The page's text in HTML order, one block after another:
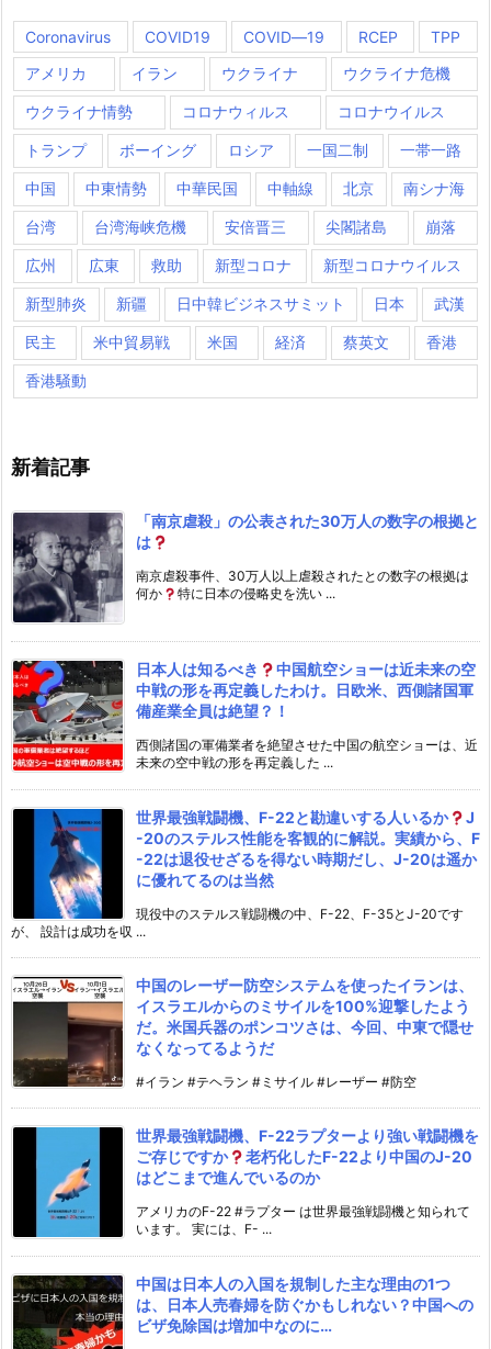
Coronavirus COVID19 COVID―19 RCEP
TPP
アメリカ
イラン ウクライナ ウクライナ危機
ウクライナ情勢 コロナウィルス コロナウイルス
トランプ ボーイング ロシア 一国二制 一帯一路
中国 中東情勢 中華民国 中軸線 北京 南シナ海
台湾 台湾海峡危機 安倍晋三 尖閣諸島 崩落
広州 広東 救助 新型コロナ 新型コロナウイルス
新型肺炎 新疆 日中韓ビジネスサミット 日本 武漢
民主 米中貿易戦 米国 経済 蔡英文 香港
香港騒動
新着記事
「南京虐殺」の公表された30万人の数字の根拠と
は
南京虐殺事件、30万人以上虐殺されたとの数字の根拠は
何か
特に日本の侵略史を洗い ...
日本人は知るべき
中国航空ショーは近未来の空
中戦の形を再定義したわけ。日欧米、西側諸国軍
備産業全員は絶望？！
西側諸国の軍備業者を絶望させた中国の航空ショーは、近
未来の空中戦の形を再定義した ...
世界最強戦闘機、F-22と勘違いする人いるか
J
-20のステルス性能を客観的に解説。実績から、F
-22は退役せざるを得ない時期だし、J-20は遥か
に優れてるのは当然
現役中のステルス戦闘機の中、F-22、F-35とJ-20です
が、 設計は成功を収 ...
中国のレーザー防空システムを使ったイランは、
イスラエルからのミサイルを100%迎撃したよう
だ。米国兵器のポンコツさは、今回、中東で隠せ
なくなってるようだ
#イラン #テヘラン #ミサイル #レーザー #防空
世界最強戦闘機、F-22ラプターより強い戦闘機を
ご存じですか
老朽化したF-22より中国のJ-20
はどこまで進んでいるのか
アメリカのF-22 #ラプター は世界最強戦闘機と知られて
います。 実には、F- ...
中国は日本人の入国を規制した主な理由の1つ
は、日本人売春婦を防ぐかもしれない？中国への
ビザ免除国は増加中なのに…